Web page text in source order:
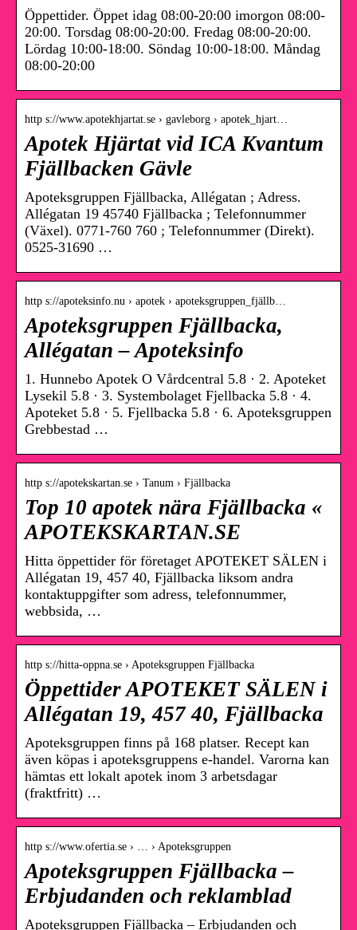
Öppettider. Öppet idag 08:00-20:00 imorgon 08:00-
20:00. Torsdag 08:00-20:00. Fredag 08:00-20:00.
Lördag 10:00-18:00. Söndag 10:00-18:00. Måndag
08:00-20:00
http s://www.apotekhjartat.se › gavleborg › apotek_hjart…
Apotek Hjärtat vid ICA Kvantum
Fjällbacken Gävle
Apoteksgruppen Fjällbacka, Allégatan ; Adress.
Allégatan 19 45740 Fjällbacka ; Telefonnummer
(Växel). 0771-760 760 ; Telefonnummer (Direkt).
0525-31690 …
http s://apoteksinfo.nu › apotek › apoteksgruppen_fjällb…
Apoteksgruppen Fjällbacka,
Allégatan – Apoteksinfo
1. Hunnebo Apotek O Vårdcentral 5.8 · 2. Apoteket
Lysekil 5.8 · 3. Systembolaget Fjellbacka 5.8 · 4.
Apoteket 5.8 · 5. Fjellbacka 5.8 · 6. Apoteksgruppen
Grebbestad …
http s://apotekskartan.se › Tanum › Fjällbacka
Top 10 apotek nära Fjällbacka «
APOTEKSKARTAN.SE
Hitta öppettider för företaget APOTEKET SÄLEN i
Allégatan 19, 457 40, Fjällbacka liksom andra
kontaktuppgifter som adress, telefonnummer,
webbsida, …
http s://hitta-oppna.se › Apoteksgruppen Fjällbacka
Öppettider APOTEKET SÄLEN i
Allégatan 19, 457 40, Fjällbacka
Apoteksgruppen finns på 168 platser. Recept kan
även köpas i apoteksgruppens e-handel. Varorna kan
hämtas ett lokalt apotek inom 3 arbetsdagar
(fraktfritt) …
http s://www.ofertia.se › … › Apoteksgruppen
Apoteksgruppen Fjällbacka –
Erbjudanden och reklamblad
Apoteksgruppen Fjällbacka – Erbjudanden och